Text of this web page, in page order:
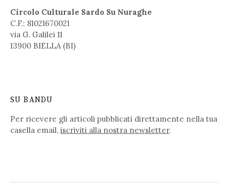
Circolo Culturale Sardo Su Nuraghe
C.F.: 81021670021
via G. Galilei 11
13900 BIELLA (BI)
SU BANDU
Per ricevere gli articoli pubblicati direttamente nella tua
casella email, iscriviti alla nostra newsletter.